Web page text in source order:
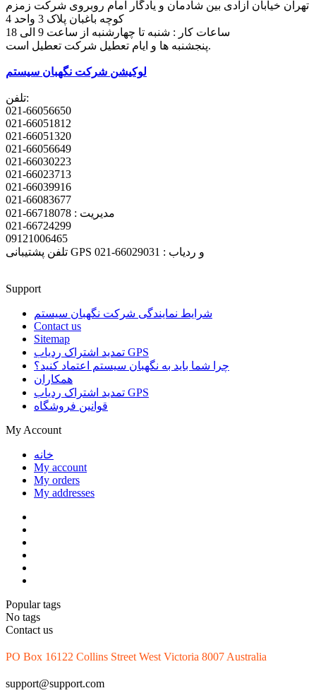
تهران خیابان آزادی بین شادمان و یادگار امام روبروی شرکت زمزم
کوچه باغبان پلاک 3 واحد 4
پنجشنبه ها و ایام تعطیل شرکت تعطیل است.
لوکیشن شرکت نگهبان سیستم
تلفن:
021-66056650
021-66051812
021-66051320
021-66056649
021-66030223
021-66023713
021-66039916
021-66083677
مدیریت : 66718078-021
021-66724299
09121006465
تلفن پشتیبانی GPS و ردیاب : 66029031-021
Support
شرایط نمایندگی شرکت نگهبان سیستم
Contact us
Sitemap
تمدید اشتراک ردیاب GPS
چرا شما باید به نگهبان سیستم اعتماد کنید؟
همکاران
تمدید اشتراک ردیاب GPS
قوانین فروشگاه
My Account
خانه
My account
My orders
My addresses
Popular tags
No tags
Contact us
PO Box 16122 Collins Street West Victoria 8007 Australia
support@support.com